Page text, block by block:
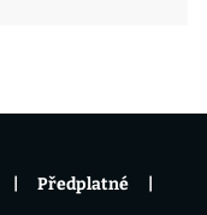
Předplatné